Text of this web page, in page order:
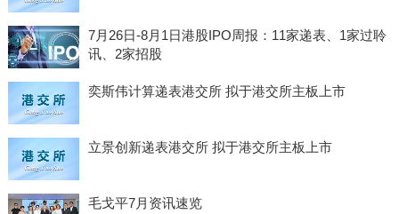
7月26日-8月1日港股IPO周报：11家递表、1家过聆
讯、2家招股
奕斯伟计算递表港交所 拟于港交所主板上市
立景创新递表港交所 拟于港交所主板上市
毛戈平7月资讯速览